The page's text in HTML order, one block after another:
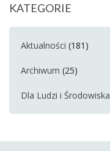
KATEGORIE
Aktualności (181)
Archiwum (25)
Dla Ludzi i Środowiska